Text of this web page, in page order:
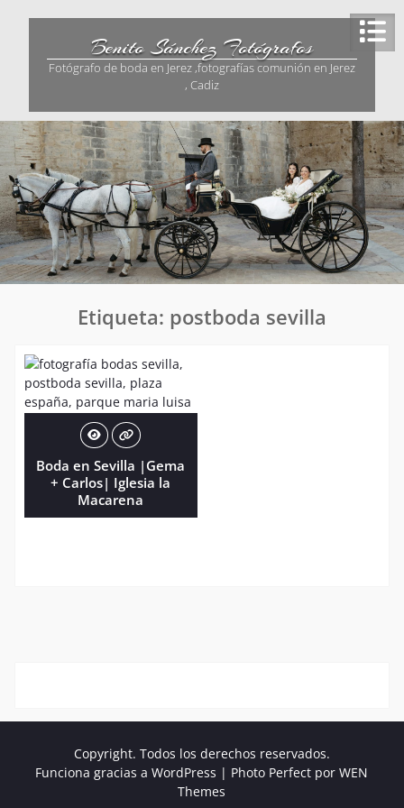
Benito Sánchez Fotógrafos
Fotógrafo de boda en Jerez ,fotografías comunión en Jerez
, Cadiz
Etiqueta: postboda sevilla
Boda en Sevilla |Gema
+ Carlos| Iglesia la
Macarena
Copyright. Todos los derechos reservados.
Funciona gracias a WordPress | Photo Perfect porWEN
Themes